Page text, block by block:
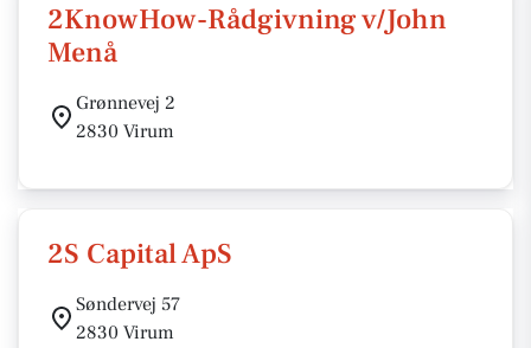
2KnowHow-Rådgivning v/John
Menå
Grønnevej 2
2830 Virum
2S Capital ApS
Søndervej 57
2830 Virum